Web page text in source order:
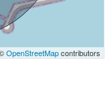
OpenStreetMapcontributors